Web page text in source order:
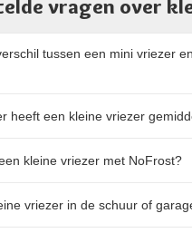
vragen over
tussen een mini vriezer
heeft een kleine vriezer
kleine vriezer met NoFrost?
vriezer in de schuur of